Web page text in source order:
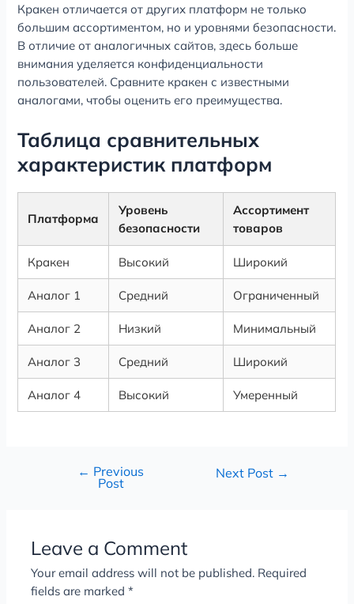
Кракен отличается от других платформ не только
большим ассортиментом, но и уровнями безопасности.
В отличие от аналогичных сайтов, здесь больше
внимания уделяется конфиденциальности
пользователей. Сравните кракен с известными
аналогами, чтобы оценить его преимущества.
Таблица сравнительных
характеристик платформ
Платформа
Уровень
безопасности
Ассортимент
товаров
Кракен Высокий Широкий
Аналог 1 Средний Ограниченный
Аналог 2 Низкий Минимальный
Аналог 3 Средний Широкий
Аналог 4 Высокий Умеренный
← Previous
Post
Next Post →
Leave a Comment
Your email address will not be published. Required
fields are marked*